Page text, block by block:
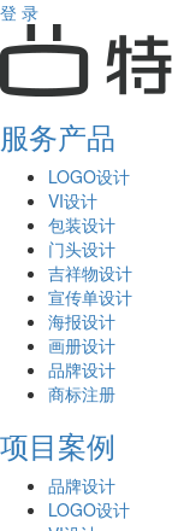
登 录
服务产品
LOGO设计
VI设计
包装设计
门头设计
吉祥物设计
宣传单设计
海报设计
画册设计
品牌设计
商标注册
项目案例
品牌设计
LOGO设计